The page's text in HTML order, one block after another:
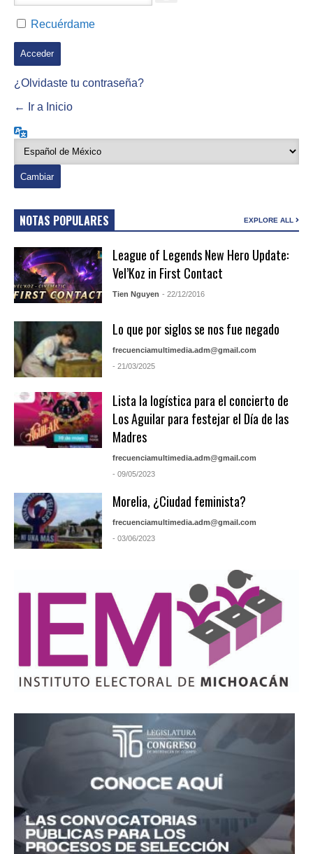
Recuérdame
¿Olvidaste tu contraseña?
← Ir a Inicio
NOTAS POPULARES EXPLORE ALL
League of Legends New Hero Update:
Vel’Koz in First Contact
Tien Nguyen - 22/12/2016
Lo que por siglos se nos fue negado
frecuenciamultimedia.adm@gmail.com
- 21/03/2025
Lista la logística para el concierto de
Los Aguilar para festejar el Día de las
Madres
frecuenciamultimedia.adm@gmail.com
- 09/05/2023
Morelia, ¿Ciudad feminista?
frecuenciamultimedia.adm@gmail.com
- 03/06/2023